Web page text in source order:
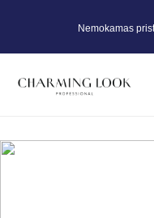
Nemokamas